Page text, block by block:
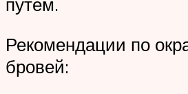
Рекомендации по
бровей: